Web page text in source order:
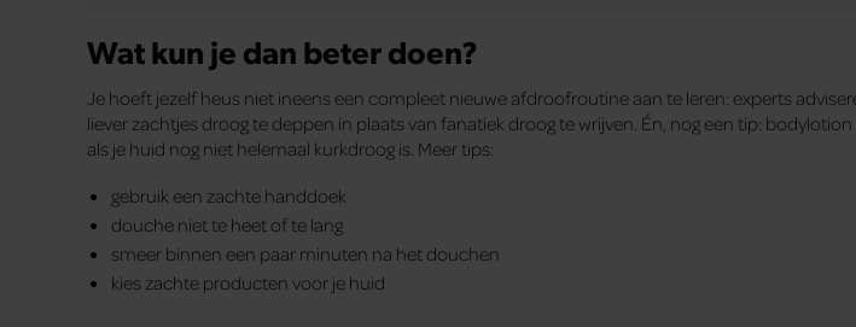
Wat kun je dan beter doen?
Je hoeft jezelf heus niet ineens een compleet nieuwe afdroofroutine aan te leren: experts
liever zachtjes droog te deppen in plaats van fanatiek droog te wrijven. Én, nog een tip:
als je huid nog niet helemaal kurkdroog is. Meer tips:
gebruik een zachte handdoek
douche niet te heet of te lang
smeer binnen een paar minuten na het douchen
kies zachte producten voor je huid